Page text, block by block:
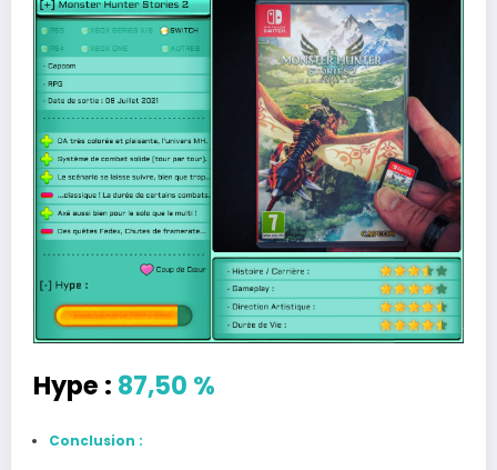
Hype : 87,50 %
Conclusion :